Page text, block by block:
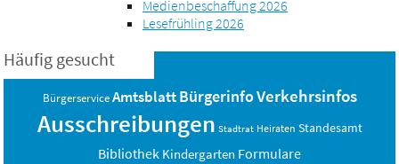
Medienbeschaffung 2026
Lesefrühling 2026
Häufig gesucht
Bürgerservice Amtsblatt BürgerinfoVerkehrsinfos
Ausschreibungen Stadtrat Heiraten Standesamt
Bibliothek Kindergarten Formulare